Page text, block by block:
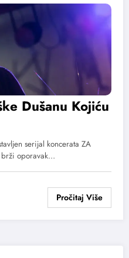
Dušanu Kojiću
serijal koncerata ZA
brži oporavak…